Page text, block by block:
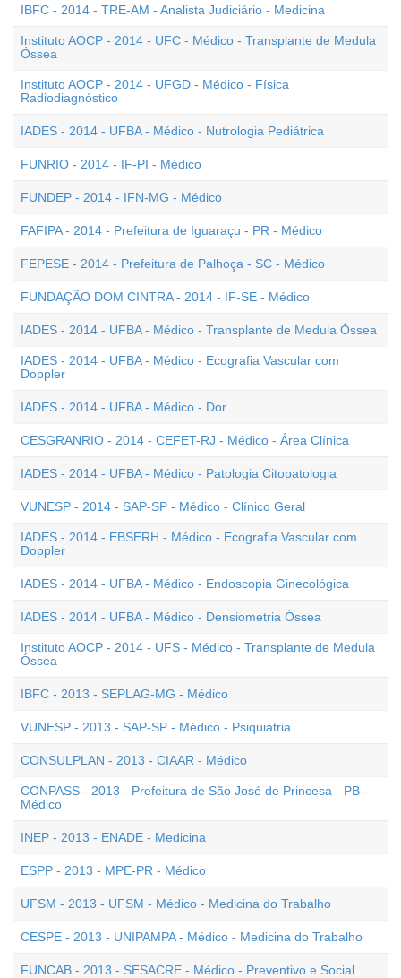
IBFC - 2014 - TRE-AM - Analista Judiciário - Medicina
Instituto AOCP - 2014 - UFC - Médico - Transplante de Medula
Óssea
Instituto AOCP - 2014 - UFGD - Médico - Física
Radiodiagnóstico
IADES - 2014 - UFBA - Médico - Nutrologia Pediátrica
FUNRIO - 2014 - IF-PI - Médico
FUNDEP - 2014 - IFN-MG - Médico
FAFIPA - 2014 - Prefeitura de Iguaraçu - PR - Médico
FEPESE - 2014 - Prefeitura de Palhoça - SC - Médico
FUNDAÇÃO DOM CINTRA - 2014 - IF-SE - Médico
IADES - 2014 - UFBA - Médico - Transplante de Medula Óssea
IADES - 2014 - UFBA - Médico - Ecografia Vascular com
Doppler
IADES - 2014 - UFBA - Médico - Dor
CESGRANRIO - 2014 - CEFET-RJ - Médico - Área Clínica
IADES - 2014 - UFBA - Médico - Patologia Citopatologia
VUNESP - 2014 - SAP-SP - Médico - Clínico Geral
IADES - 2014 - EBSERH - Médico - Ecografia Vascular com
Doppler
IADES - 2014 - UFBA - Médico - Endoscopia Ginecológica
IADES - 2014 - UFBA - Médico - Densiometria Óssea
Instituto AOCP - 2014 - UFS - Médico - Transplante de Medula
Óssea
IBFC - 2013 - SEPLAG-MG - Médico
VUNESP - 2013 - SAP-SP - Médico - Psiquiatria
CONSULPLAN - 2013 - CIAAR - Médico
CONPASS - 2013 - Prefeitura de São José de Princesa - PB -
Médico
INEP - 2013 - ENADE - Medicina
ESPP - 2013 - MPE-PR - Médico
UFSM - 2013 - UFSM - Médico - Medicina do Trabalho
CESPE - 2013 - UNIPAMPA - Médico - Medicina do Trabalho
FUNCAB - 2013 - SESACRE - Médico - Preventivo e Social